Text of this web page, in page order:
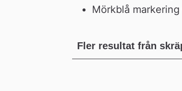
Mörkblå markering
Fler resultat från